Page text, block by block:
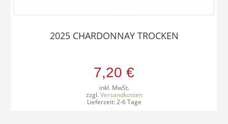
2025 CHARDONNAY TROCKEN
7,20 €
inkl. MwSt.
zzgl.Versandkosten
Lieferzeit:2-6 Tage